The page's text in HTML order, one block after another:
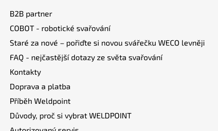
B2B partner
COBOT - robotické svařování
Staré za nové – pořiďte si novou svářečku WECO levněji
FAQ - nejčastější dotazy ze světa svařování
Kontakty
Doprava a platba
Příběh Weldpoint
Důvody, proč si vybrat WELDPOINT